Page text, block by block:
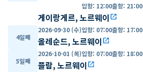
입항: 12:00출항: 21:00
게이랑게르, 노르웨이 open_in_new
4일째
2026-09-30 (수)입항: 07:00출항: 17:00
올레순드, 노르웨이 open_in_new
5일째
2026-10-01 (목)입항: 07:00출항: 18:00
플람, 노르웨이 open_in_new